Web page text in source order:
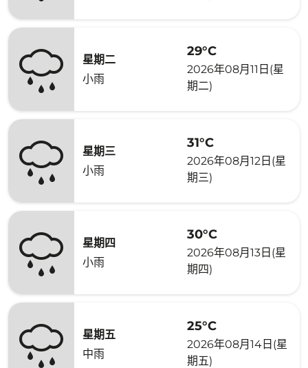
星期二
小雨
29°C
2026年08月11日(星
期二)
星期三
小雨
31°C
2026年08月12日(星
期三)
星期四
小雨
30°C
2026年08月13日(星
期四)
星期五
中雨
25°C
2026年08月14日(星
期五)